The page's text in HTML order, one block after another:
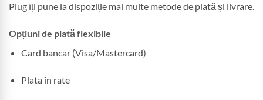
Plug îți pune la dispoziție mai multe metode de plată și livrare.
Opțiuni de plată flexibile
Card bancar (Visa/Mastercard)
Plata în rate